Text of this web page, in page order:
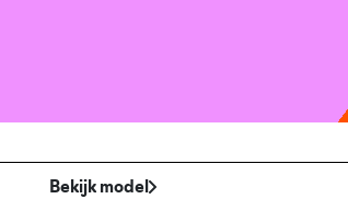
Bekijk model